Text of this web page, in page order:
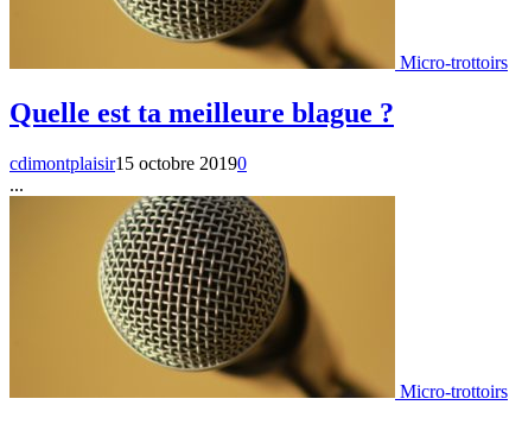
Micro-trottoirs
Quelle est ta meilleure blague ?
cdimontplaisir15 octobre 20190
...
Micro-trottoirs